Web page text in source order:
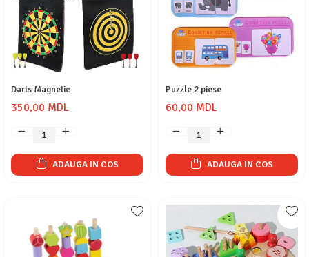
Darts Magnetic
350,00 MDL
ADAUGA IN COS
Puzzle 2 piese
60,00 MDL
ADAUGA IN COS